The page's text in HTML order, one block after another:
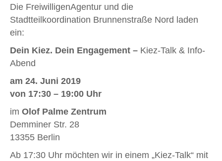
Die FreiwilligenAgentur und die
Stadtteilkoordination Brunnenstraße Nord laden
ein:
Dein Kiez. Dein Engagement – Kiez-Talk & Info-
Abend
am 24. Juni 2019
von 17:30 – 19:00 Uhr
im Olof Palme Zentrum
Demminer Str. 28
13355 Berlin
Ab 17:30 Uhr möchten wir in einem „Kiez-Talk“ mit